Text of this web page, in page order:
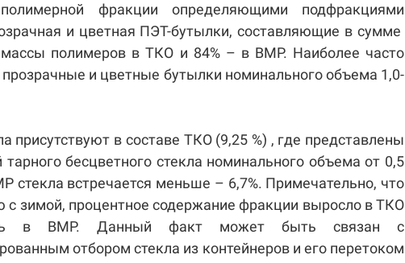
фракции определяющими подфракциями
и цветная ПЭТ-бутылки, составляющие в сумме
массы полимеров в ТКО и 84% – в ВМР. Наиболее часто
и цветные бутылки номинального объема 1,0-
присутствуют в составе ТКО (9,25 %) , где представлены
бесцветного стекла номинального объема от 0,5
стекла встречается меньше – 6,7%. Примечательно, что
с зимой, процентное содержание фракции выросло в ТКО
в ВМР. Данный факт может быть связан с
отбором стекла из контейнеров и его перетоком